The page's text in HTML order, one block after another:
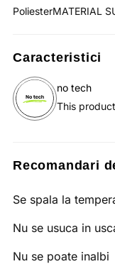
PoliesterMATERIAL
Caracteristici
no tech
This
Recomandari
Se spala la
Nu se usuca in
Nu se poate inalbi